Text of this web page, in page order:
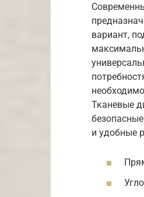
вариант,
Тканевые
и удобные